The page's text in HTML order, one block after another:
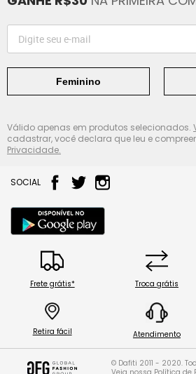
Feminino
Válido apenas em produtos selecionados.
cadastrar, você declara que leu e
Privacidade.
SOCIAL
Frete grátis* Troca grátis
Retira fácil Atendimento
© Dafiti 2011 - 2020.